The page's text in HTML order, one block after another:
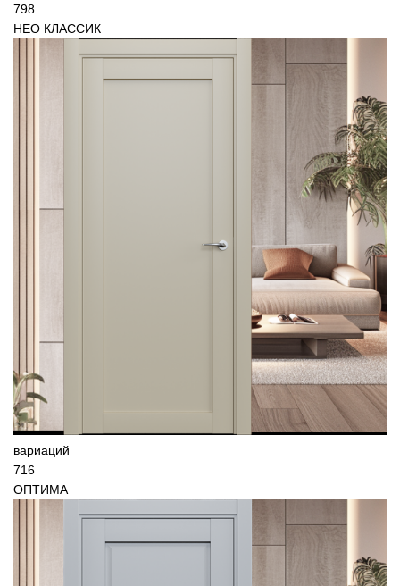
798
НЕО КЛАССИК
вариаций
716
ОПТИМА